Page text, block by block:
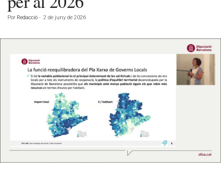
Por Redacció - 2 de juny de 2026